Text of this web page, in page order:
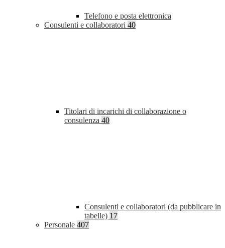
Telefono e posta elettronica
Consulenti e collaboratori 40
Titolari di incarichi di collaborazione o
consulenza 40
Consulenti e collaboratori (da pubblicare in
tabelle) 17
Personale 407